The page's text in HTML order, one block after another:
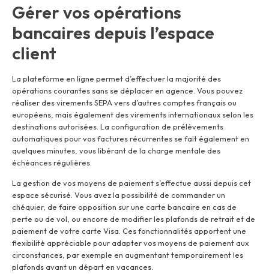
Gérer vos opérations
bancaires depuis l’espace
client
La plateforme en ligne permet d’effectuer la majorité des
opérations courantes sans se déplacer en agence. Vous pouvez
réaliser des virements SEPA vers d’autres comptes français ou
européens, mais également des virements internationaux selon les
destinations autorisées. La configuration de prélèvements
automatiques pour vos factures récurrentes se fait également en
quelques minutes, vous libérant de la charge mentale des
échéances régulières.
La gestion de vos moyens de paiement s’effectue aussi depuis cet
espace sécurisé. Vous avez la possibilité de commander un
chéquier, de faire opposition sur une carte bancaire en cas de
perte ou de vol, ou encore de modifier les plafonds de retrait et de
paiement de votre carte Visa. Ces fonctionnalités apportent une
flexibilité appréciable pour adapter vos moyens de paiement aux
circonstances, par exemple en augmentant temporairement les
plafonds avant un départ en vacances.